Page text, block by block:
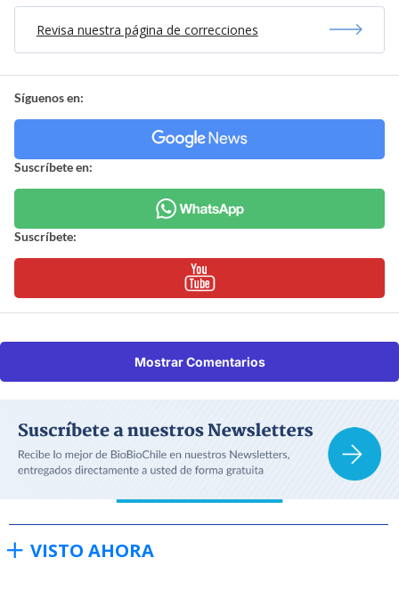
Revisa nuestra página de correcciones
Síguenos en:
Suscríbete en:
Suscríbete:
Mostrar Comentarios
VISTO AHORA